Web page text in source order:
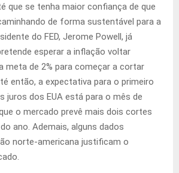
que se tenha maior confiança de que
de forma sustentável para a
do FED, Jerome Powell, já
esperar a inflação voltar
meta de 2% para começar a cortar
então, a expectativa para o primeiro
juros dos EUA está para o mês de
o mercado prevê mais dois cortes
ano. Ademais, alguns dados
norte-americana justificam o